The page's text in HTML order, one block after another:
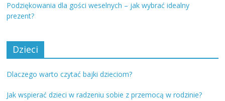
Podziękowania dla gości weselnych – jak wybrać idealny
prezent?
Dzieci
Dlaczego warto czytać bajki dzieciom?
Jak wspierać dzieci w radzeniu sobie z przemocą w rodzinie?